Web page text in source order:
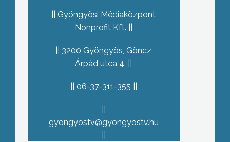
Gyöngyösi Médiaközpont
Nonprofit Kft.
3200 Gyöngyös, Göncz
Árpád utca 4.
06-37-311-355
gyongyostv@gyongyostv.hu